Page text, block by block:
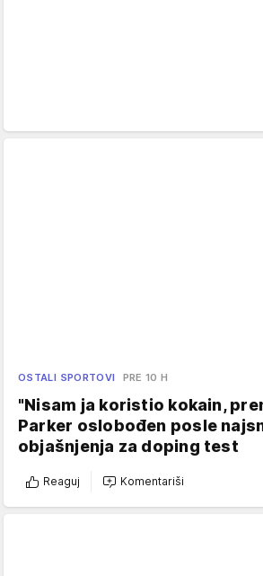
OSTALI SPORTOVI PRE 10 H
"Nisam ja koristio kokain,
Parker oslobođen posle
objašnjenja za doping test
Reaguj Komentariši